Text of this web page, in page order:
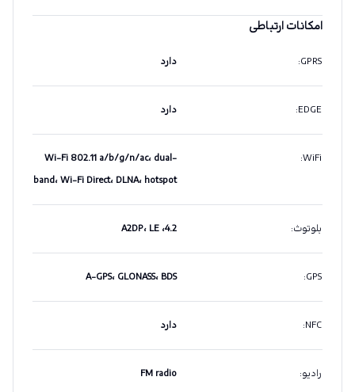
امکانات ارتباطی
GPRS
: دارد
EDGE
: دارد
WiFi
:
Wi-Fi 802.11 a/b/g/n/ac، dual-
band، Wi-Fi Direct، DLNA، hotspot
بلوتوث: 4.2، A2DP، LE
GPS
: A-GPS، GLONASS، BDS
NFC
: دارد
رادیو:
FM radio